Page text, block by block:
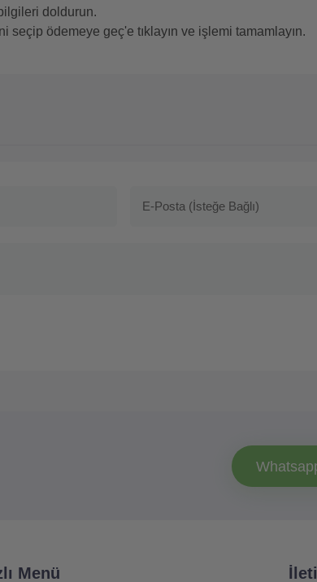
doldurun.
ödemeye geç'e tıklayın ve işlemi tamamlayın.
Menü